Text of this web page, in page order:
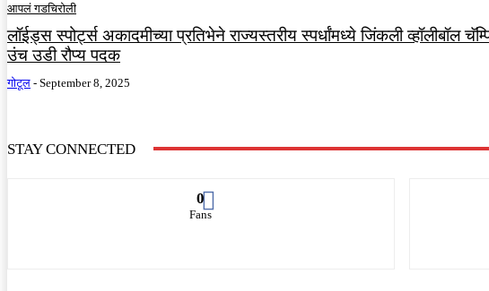
आपलं गडचिरोली
लॉईड्स स्पोर्ट्स अकादमीच्या प्रतिभेने राज्यस्तरीय स्पर्धांमध्ये जिंकली व्हॉलीबॉल
उंच उडी रौप्य पदक
गोटूल - September 8, 2025
STAY CONNECTED
0
Fans